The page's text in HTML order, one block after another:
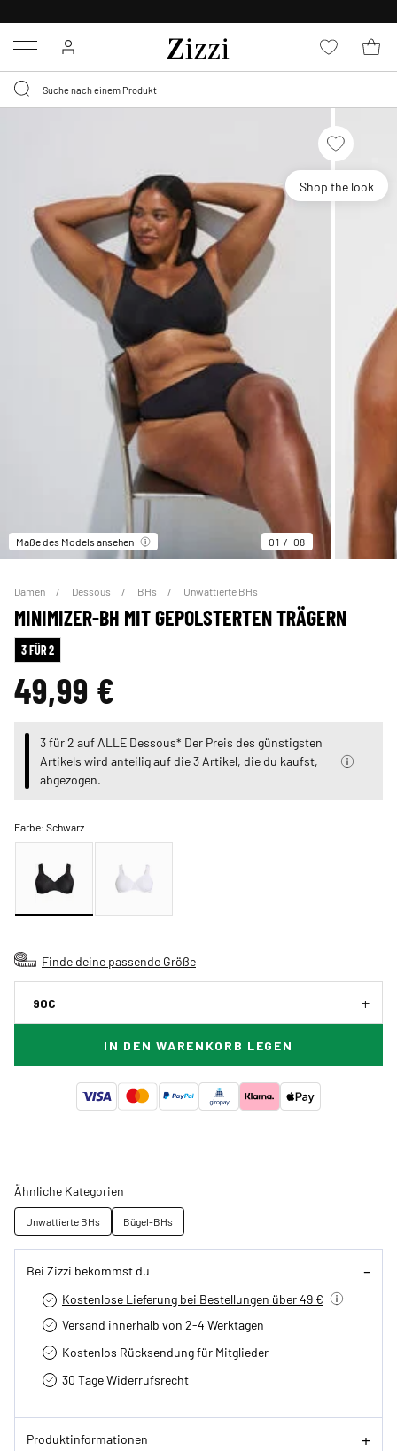
Menu
Shop the look
Maße des Models ansehen 01 08
Damen Dessous BHs Unwattierte BHs
MINIMIZER-BH MIT GEPOLSTERTEN TRÄGERN
3 FÜR 2
49,99 €
3 für 2 auf ALLE Dessous* Der Preis des günstigsten
Artikels wird anteilig auf die 3 Artikel, die du kaufst,
abgezogen.
Farbe:Schwarz
Finde deine passende Größe
90C
IN DEN WARENKORB LEGEN
Ähnliche Kategorien
Unwattierte BHs Bügel-BHs
Bei Zizzi bekommst du
Kostenlose Lieferung bei Bestellungen über 49 €
Versand innerhalb von 2-4 Werktagen
Kostenlos Rücksendung für Mitglieder
30 Tage Widerrufsrecht
Produktinformationen